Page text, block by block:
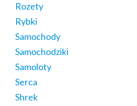
Rozety
Rybki
Samochody
Samochodziki
Samoloty
Serca
Shrek